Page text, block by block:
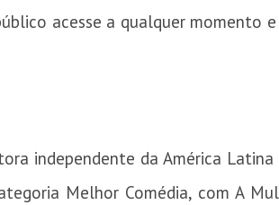
acesse a qualquer momento
independente da América
Melhor Comédia, com A